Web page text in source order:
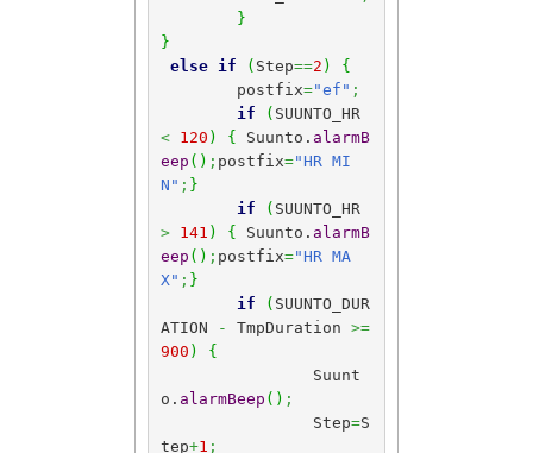
}
}
else
if ( Step==2 )
{
	postfix
="ef" ;
if
(
<
120 ) { Suunto. alarmB
eep ( ) ; postfix="HR MI
N" ; }
if
(
>
141 ) { Suunto. alarmB
eep ( ) ; postfix="HR MA
X" ; }
if
( SUUNTO_DUR
ATION
- TmpDuration >=
900 )
{
o. alarmBeep ( ) ;
		Step
=S
tep+1 ;